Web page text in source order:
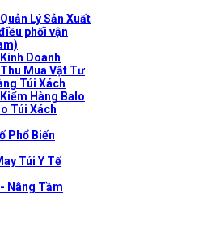
Lý Sản Xuất
phối vận
Doanh
Mua Vật Tư
Túi Xách
Hàng Balo
Túi Xách
Phổ Biến
Túi Y Tế
Nâng Tầm